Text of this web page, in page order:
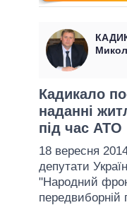
ПОДІЇ
СТАТТІ
ДУМКИ
ОГЛЯДИ
ДАЙДЖЕСТИ
УСІ ПОЛІТИКИ
ПРЕЗИДЕНТ І
ВЕРХОВНА
КАБІНЕТ
ГОЛОВИ
МЕРИ МІСТ
ВСІ ПЕРСОНИ
Кадикало
наданні
під час АТО
18 вересня
депутати
"Народний
передвиборній